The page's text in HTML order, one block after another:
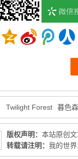
Twilight Forest 暮色
版权声明： 本站原创
转载请注明： 我的世